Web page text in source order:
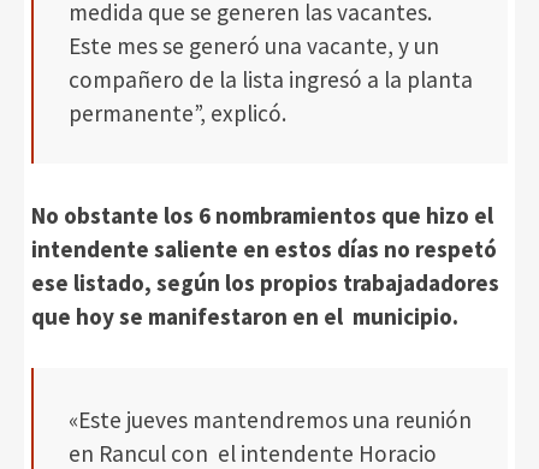
medida que se generen las vacantes.
Este mes se generó una vacante, y un
compañero de la lista ingresó a la planta
permanente”, explicó.
No obstante los 6 nombramientos que hizo el
intendente saliente en estos días no respetó
ese listado, según los propios trabajadadores
que hoy se manifestaron en el municipio.
«Este jueves mantendremos una reunión
en Rancul con el intendente Horacio